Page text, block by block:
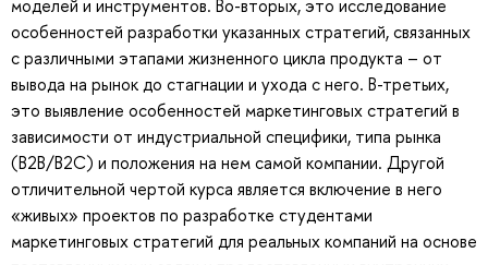
моделей и инструментов. Во-вторых, это исследование
особенностей разработки указанных стратегий, связанных
с различными этапами жизненного цикла продукта – от
вывода на рынок до стагнации и ухода с него. В-третьих,
это выявление особенностей маркетинговых стратегий в
зависимости от индустриальной специфики, типа рынка
(B2B/B2С) и положения на нем самой компании. Другой
отличительной чертой курса является включение в него
«живых» проектов по разработке студентами
маркетинговых стратегий для реальных компаний на основе